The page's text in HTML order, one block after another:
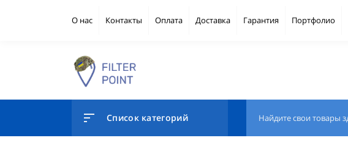
О нас Контакты Оплата Доставка Гарантия Портфолио
Список категорий